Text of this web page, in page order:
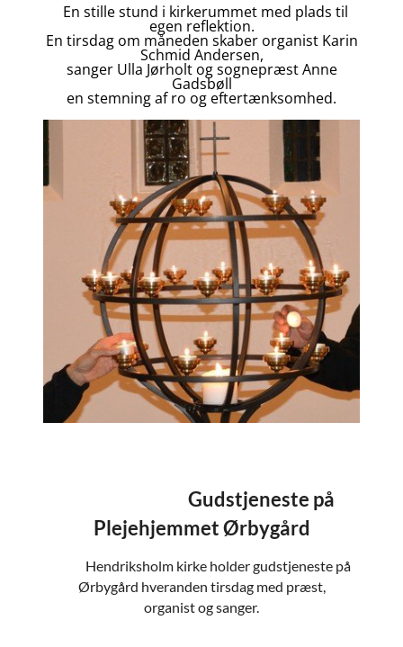
En stille stund i kirkerummet med plads til
egen reflektion.
En tirsdag om måneden skaber organist Karin
Schmid Andersen,
sanger Ulla Jørholt og sognepræst Anne
Gadsbøll
en stemning af ro og eftertænksomhed.
Gudstjeneste på
Plejehjemmet Ørbygård
Hendriksholm kirke holder gudstjeneste på
Ørbygård hveranden tirsdag med præst,
organist og sanger.